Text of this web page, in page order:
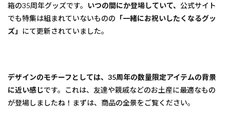
箱の35周年グッズです。
いつの間にか登場していて、 公式サイト
でも特集は組まれていないものの 「一緒にお祝いしたくなるグッ
ズ」 にて更新されていました。
デザインのモチーフとしては、35周年の数量限定アイテムの背景
に近い感じです。これは、友達や親戚などのお土産に最適なもの
が登場しましたね！まずは、商品の全景をご覧ください。